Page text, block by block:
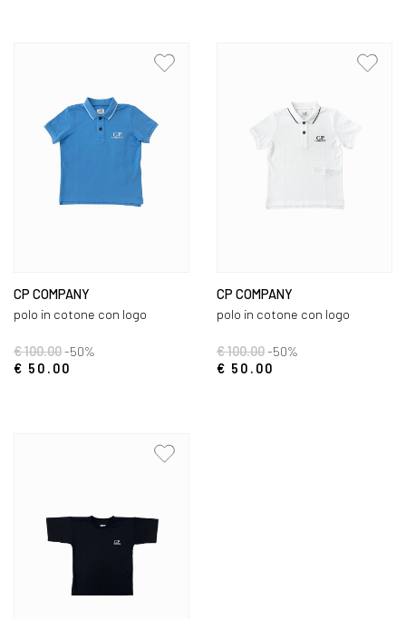
CP COMPANY
polo in cotone con logo
€ 100.00-50%
€ 50.00
CP COMPANY
polo in cotone con logo
€ 100.00-50%
€ 50.00